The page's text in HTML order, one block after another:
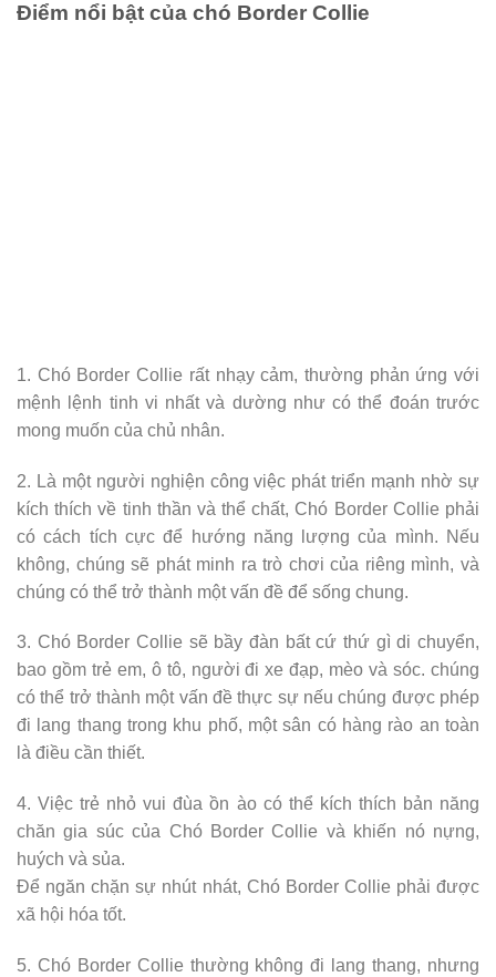
Điểm nổi bật của chó Border Collie
1. Chó Border Collie rất nhạy cảm, thường phản ứng với
mệnh lệnh tinh vi nhất và dường như có thể đoán trước
mong muốn của chủ nhân.
2. Là một người nghiện công việc phát triển mạnh nhờ sự
kích thích về tinh thần và thể chất, Chó Border Collie phải
có cách tích cực để hướng năng lượng của mình. Nếu
không, chúng sẽ phát minh ra trò chơi của riêng mình, và
chúng có thể trở thành một vấn đề để sống chung.
3. Chó Border Collie sẽ bầy đàn bất cứ thứ gì di chuyển,
bao gồm trẻ em, ô tô, người đi xe đạp, mèo và sóc. chúng
có thể trở thành một vấn đề thực sự nếu chúng được phép
đi lang thang trong khu phố, một sân có hàng rào an toàn
là điều cần thiết.
4. Việc trẻ nhỏ vui đùa ồn ào có thể kích thích bản năng
chăn gia súc của Chó Border Collie và khiến nó nựng,
huých và sủa.
Để ngăn chặn sự nhút nhát, Chó Border Collie phải được
xã hội hóa tốt.
5. Chó Border Collie thường không đi lang thang, nhưng